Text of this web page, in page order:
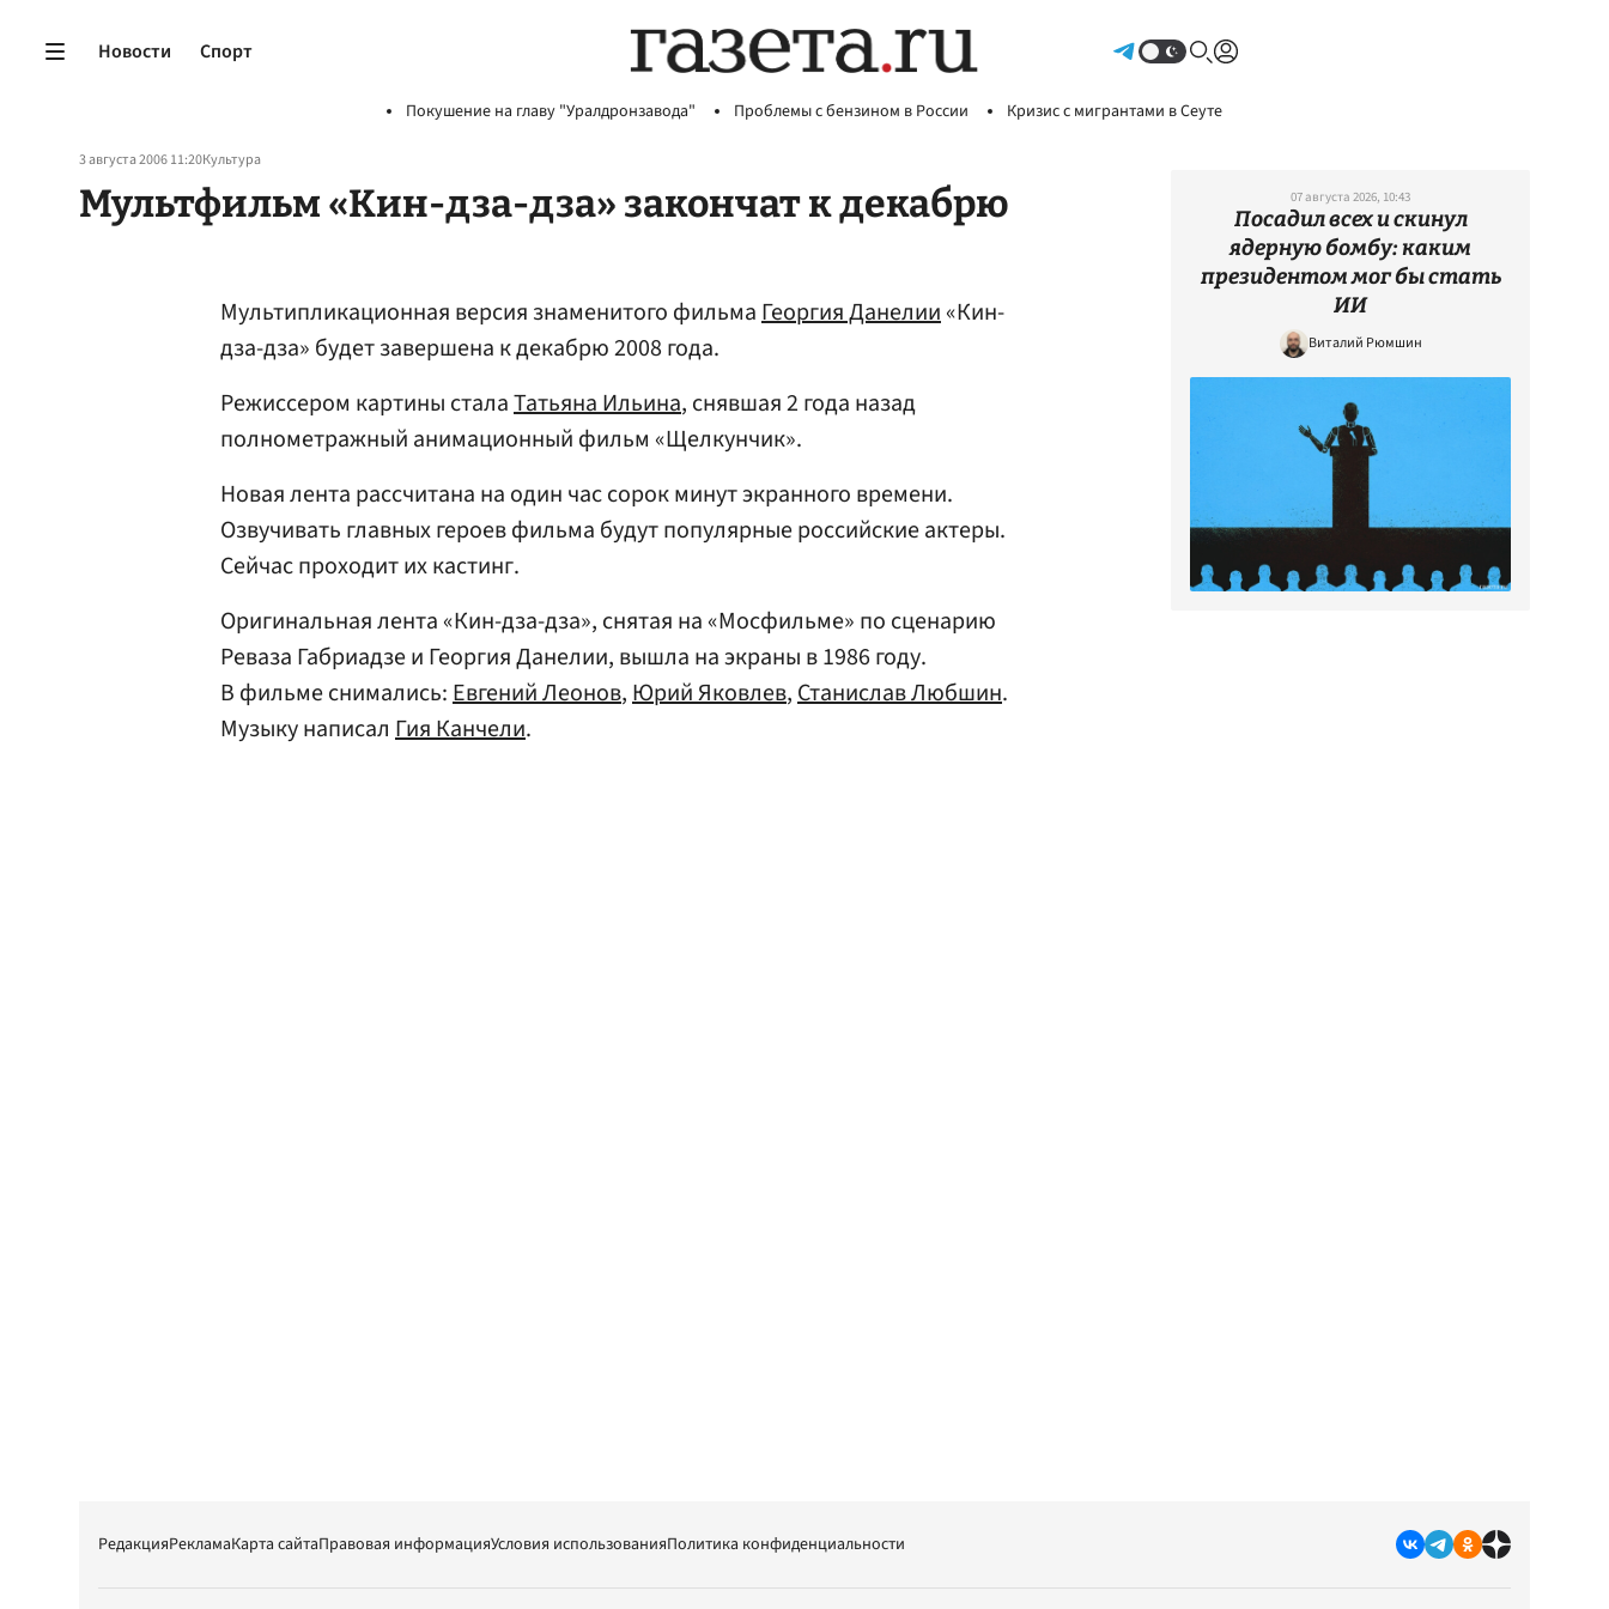
Новости Спорт
Покушение на главу "Уралдронзавода" Проблемы с бензином в России Кризис с мигрантами в Сеуте
3 августа 2006 11:20Культура
Мультфильм «Кин-дза-дза» закончат к декабрю
Мультипликационная версия знаменитого фильмаГеоргия Данелии«Кин-
дза-дза» будет завершена к декабрю 2008 года.
Режиссером картины сталаТатьяна Ильина, снявшая 2 года назад
полнометражный анимационный фильм «Щелкунчик».
Новая лента рассчитана на один час сорок минут экранного времени.
Озвучивать главных героев фильма будут популярные российские актеры.
Сейчас проходит их кастинг.
Оригинальная лента «Кин-дза-дза», снятая на «Мосфильме» по сценарию
Реваза Габриадзе и Георгия Данелии, вышла на экраны в 1986 году.
В фильме снимались:Евгений Леонов,Юрий Яковлев,Станислав Любшин.
Музыку написал Гия Канчели.
07 августа 2026, 10:43
Посадил всех и скинул
ядерную бомбу: каким
президентом мог бы стать
ИИ
Виталий Рюмшин
РедакцияРекламаКарта сайтаПравовая информацияУсловия использованияПолитика конфиденциальности